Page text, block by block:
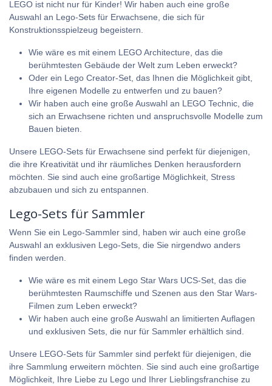
LEGO ist nicht nur für Kinder! Wir haben auch eine große
Auswahl an Lego-Sets für Erwachsene, die sich für
Konstruktionsspielzeug begeistern.
Wie wäre es mit einem LEGO Architecture , das die
berühmtesten Gebäude der Welt zum Leben erweckt?
Oder ein Lego Creator-Set, das Ihnen die Möglichkeit gibt,
Ihre eigenen Modelle zu entwerfen und zu bauen?
Wir haben auch eine große Auswahl an LEGO Technic , die
sich an Erwachsene richten und anspruchsvolle Modelle zum
Bauen bieten.
Unsere LEGO-Sets für Erwachsene sind perfekt für diejenigen,
die ihre Kreativität und ihr räumliches Denken herausfordern
möchten. Sie sind auch eine großartige Möglichkeit, Stress
abzubauen und sich zu entspannen.
Lego-Sets für Sammler
Wenn Sie ein Lego-Sammler sind, haben wir auch eine große
Auswahl an exklusiven Lego-Sets, die Sie nirgendwo anders
finden werden.
Wie wäre es mit einem Lego Star Wars UCS-Set, das die
berühmtesten Raumschiffe und Szenen aus den Star Wars-
Filmen zum Leben erweckt?
Wir haben auch eine große Auswahl an limitierten Auflagen
und exklusiven Sets, die nur für Sammler erhältlich sind.
Unsere LEGO-Sets für Sammler sind perfekt für diejenigen, die
ihre Sammlung erweitern möchten. Sie sind auch eine großartige
Möglichkeit, Ihre Liebe zu Lego und Ihrer Lieblingsfranchise zu